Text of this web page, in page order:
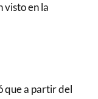
visto en la
que a partir del